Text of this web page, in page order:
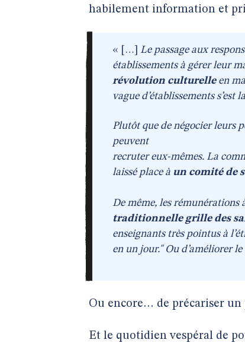
habilement information et
« […]
Le passage aux
établissements à gérer leur
révolution culturelle en
vague d’établissements
Plutôt que de négocier leurs
peuvent
recruter eux-mêmes. La
laissé place à un comité de
De même, les
traditionnelle grille des
enseignants très pointus à
en un jour." Ou d’améliorer
Ou encore… de précariser un
Et le quotidien vespéral de